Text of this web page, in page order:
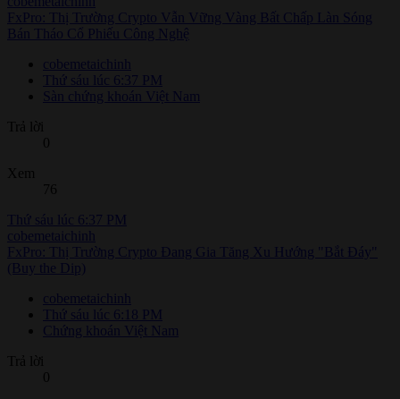
FxPro: Thị Trường Crypto Vẫn Vững Vàng Bất Chấp Làn Sóng
Bán Tháo Cổ Phiếu Công Nghệ
cobemetaichinh
Thứ sáu lúc 6:37 PM
Sàn chứng khoán Việt Nam
Trả lời
0
Xem
76
Thứ sáu lúc 6:37 PM
cobemetaichinh
FxPro: Thị Trường Crypto Đang Gia Tăng Xu Hướng "Bắt Đáy"
(Buy the Dip)
cobemetaichinh
Thứ sáu lúc 6:18 PM
Chứng khoán Việt Nam
Trả lời
0